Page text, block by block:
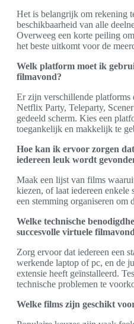
Het is belangrijk om rekening
beschikbaarheid van alle
Overweeg een korte peiling
het beste uitkomt voor de
Welk platform moet ik
filmavond?
Er zijn verschillende platforms
Netflix Party, Teleparty,
gedeeld scherm. Kies een
toegankelijk en makkelijk te
Hoe kan ik ervoor zorgen
iedereen leuk wordt
Maak een lijst van films
kiezen, of laat iedereen enkele
een stemming organiseren
Welke technische
succesvolle virtuele
Zorg ervoor dat iedereen een
werkende laptop of pc, en de
extensie heeft geïnstalleerd.
technische problemen te
Welke films zijn geschikt